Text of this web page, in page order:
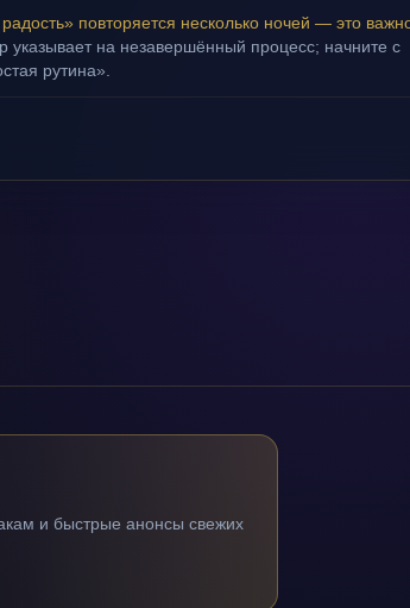
повторяется несколько ночей — это
указывает на незавершённый процесс; начните с
рутина».
и быстрые анонсы свежих